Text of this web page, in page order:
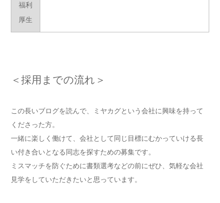
福利
厚生
＜採用までの流れ＞
この長いブログを読んで、ミヤカグという会社に興味を持って
くださった方。
一緒に楽しく働けて、会社として同じ目標にむかっていける長
い付き合いとなる同志を探すための募集です。
ミスマッチを防ぐために書類選考などの前にぜひ、気軽な会社
見学をしていただきたいと思っています。